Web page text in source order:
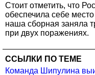
Стоит отметить, что
обеспечила себе
наша сборная заняла
при двух поражениях.
ССЫЛКИ ПО ТЕМЕ
Команда Шипулина